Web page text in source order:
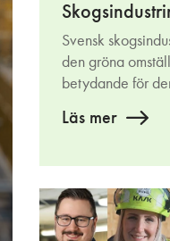
Svensk
den gröna
betydande för
Läs mer